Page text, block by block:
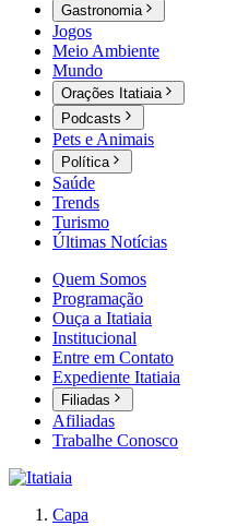
Gastronomia
Jogos
Meio Ambiente
Mundo
Orações Itatiaia
Podcasts
Pets e Animais
Política
Saúde
Trends
Turismo
Últimas Notícias
Quem Somos
Programação
Ouça a Itatiaia
Institucional
Entre em Contato
Expediente Itatiaia
Filiadas
Afiliadas
Trabalhe Conosco
Capa